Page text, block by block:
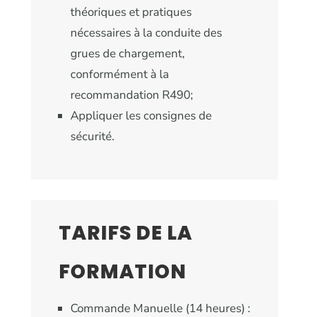
théoriques et pratiques
nécessaires à la conduite des
grues de chargement,
conformément à la
recommandation R490;
Appliquer les consignes de
sécurité.
TARIFS DE LA
FORMATION
Commande Manuelle (14 heures) :